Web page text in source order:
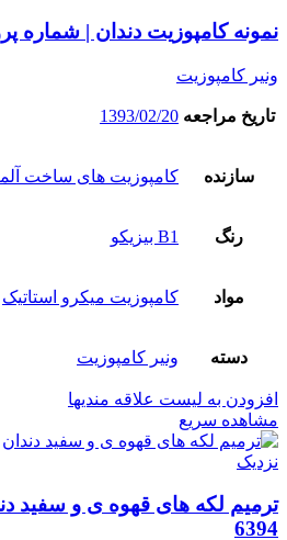
نمونه کامپوزیت دندان | شماره
ونیر کامپوزیت
تاریخ مراجعه 1393/02/20
سازنده کامپوزیت های ساخت
رنگ B1 بیزیکو
مواد کامپوزیت میکرو استاتیک
دسته ونیر کامپوزیت
افزودن به لیست علاقه مندیها
مشاهده سریع
نزدیک
ترمیم لکه های قهوه ی و سفید
6394